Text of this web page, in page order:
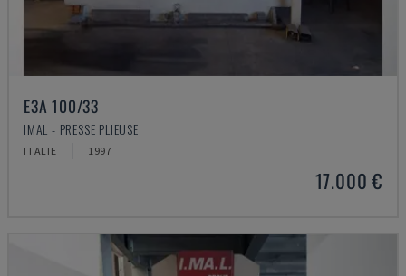
E3A 100/33
IMAL - PRESSE PLIEUSE
ITALIE 1997
17.000 €